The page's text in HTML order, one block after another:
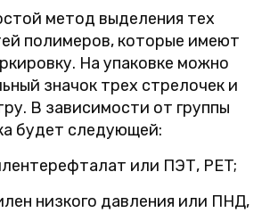
метод выделения тех
полимеров, которые имеют
На упаковке можно
значок трех стрелочек и
В зависимости от группы
будет следующей:
или ПЭТ, PET;
низкого давления или ПНД,